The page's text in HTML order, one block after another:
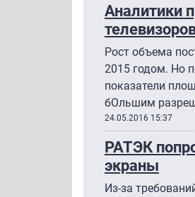
Аналитики
Рост объема
2015 годом. Но
показатели
бОльшим
24.05.2016 15:37
РАТЭК
экраны
Из-за